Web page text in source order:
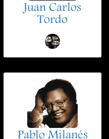
Juan Carlos
Tordo
Pablo Milanés